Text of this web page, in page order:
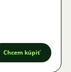
Chcem kúpiť